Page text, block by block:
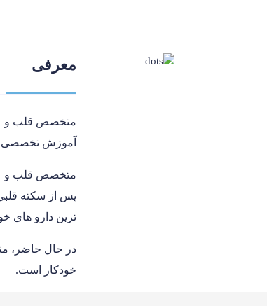
معرفی
متخصص قلب و
آموزش تخصصی و
متخصص قلب و
پس از سکته
ترین دارو های
در حال حاضر،
خودكار است.